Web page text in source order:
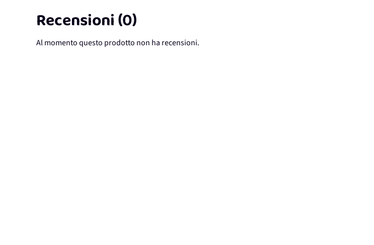
Recensioni (0)
Al momento questo prodotto non ha recensioni.